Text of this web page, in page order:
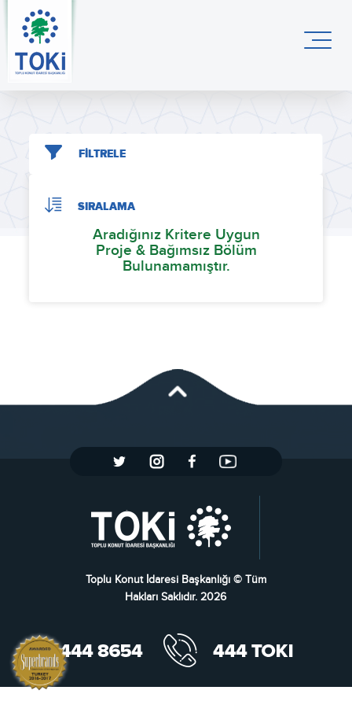
FİLTRELE
SIRALAMA
Aradığınız Kritere Uygun
Proje & Bağımsız Bölüm
Bulunamamıştır.
Toplu Konut İdaresi Başkanlığı © Tüm
Hakları Saklıdır. 2026